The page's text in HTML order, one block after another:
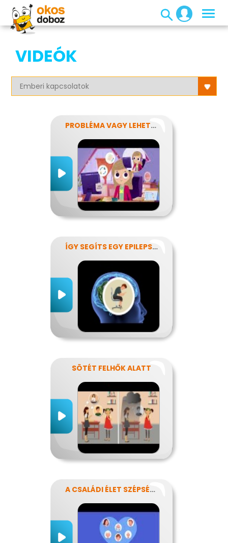
VIDEÓK
PROBLÉMA VAGY LEHETŐSÉG?
ÍGY SEGÍTS EGY EPILEPSZIÁSNAK
SÖTÉT FELHŐK ALATT
A CSALÁDI ÉLET SZÉPSÉGEI ÉS NEHÉZSÉGEI